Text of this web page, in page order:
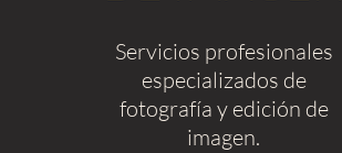
Servicios profesionales
especializados de
fotografía y edición de
imagen.